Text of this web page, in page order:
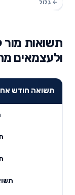
תשואות מור
ולעצמאים
תשואה חודש